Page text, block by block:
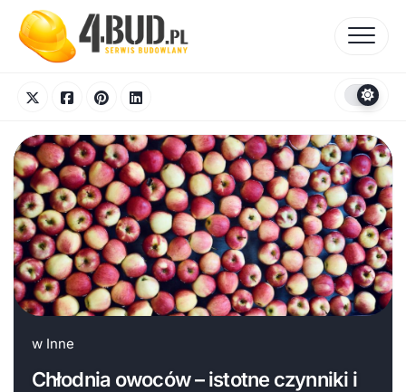
content
w Inne
Chłodnia owoców – istotne czynniki i